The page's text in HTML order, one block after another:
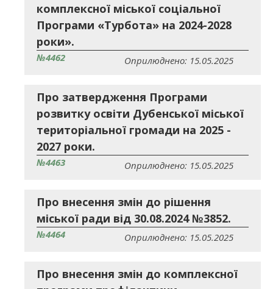
комплексної міської соціальної
Програми «Турбота» на 2024-2028
роки».
№4462 Оприлюднено: 15.05.2025
Про затвердження Програми
розвитку освіти Дубенської міської
територіальної громади на 2025 -
2027 роки.
№4463 Оприлюднено: 15.05.2025
Про внесення змін до рішення
міської ради від 30.08.2024 №3852.
№4464 Оприлюднено: 15.05.2025
Про внесення змін до комплексної